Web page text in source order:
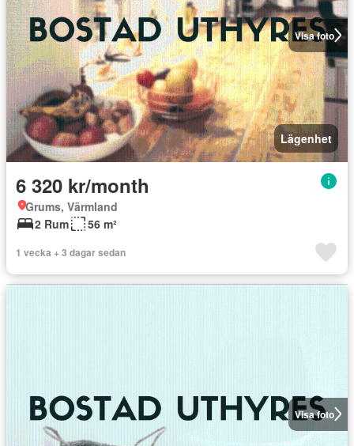
Visa foto
Lägenhet
6 320 kr/month
Grums, Värmland
2 Rum
56 m²
1 vecka + 3 dagar sedan
Visa foto